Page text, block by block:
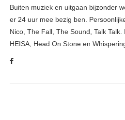
Buiten muziek en uitgaan bijzonder
er 24 uur mee bezig ben.
Nico, The Fall, The Sound, Talk
HEISA, Head On Stone en